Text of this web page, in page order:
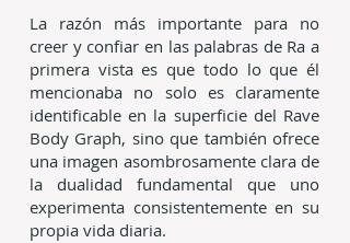
La razón más importante para no
creer y confiar en las palabras de Ra a
primera vista es que todo lo que él
mencionaba no solo es claramente
identificable en la superficie del Rave
Body Graph, sino que también ofrece
una imagen asombrosamente clara de
la dualidad fundamental que uno
experimenta consistentemente en su
propia vida diaria.